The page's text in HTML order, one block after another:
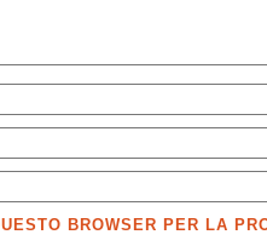
BROWSER PER LA